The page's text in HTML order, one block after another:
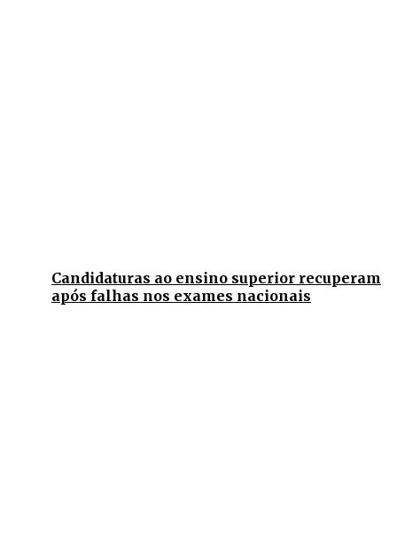
Candidaturas ao ensino superior recuperam
após falhas nos exames nacionais